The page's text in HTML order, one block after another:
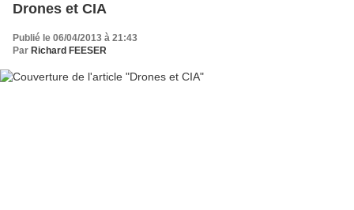
Drones et CIA
Publié le 06/04/2013 à 21:43
Par Richard FEESER